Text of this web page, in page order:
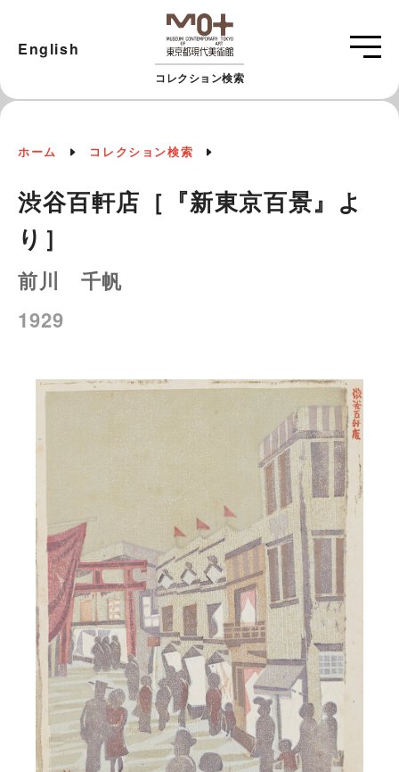
コレクション検索
English
ホーム コレクション検索
渋谷百軒店［『新東京百景』よ
り］
前川 千帆
1929